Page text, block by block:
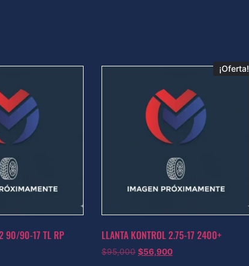
90/90-17 TL RP
¡Oferta!
LLANTA KONTROL 2.75-17 2400+
$95,000 $56,900